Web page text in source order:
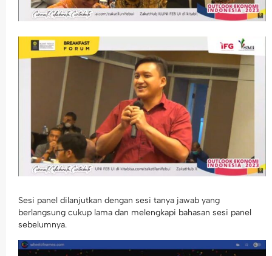
Sesi panel dilanjutkan dengan sesi tanya jawab yang
berlangsung cukup lama dan melengkapi bahasan sesi panel
sebelumnya.